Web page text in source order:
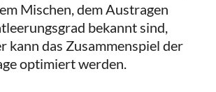
Mischen, dem Austragen
bekannt sind,
kann das Zusammenspiel der
optimiert werden.